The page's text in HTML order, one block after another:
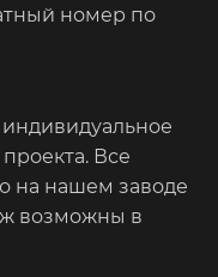
номер по
Все
на нашем заводе
возможны в